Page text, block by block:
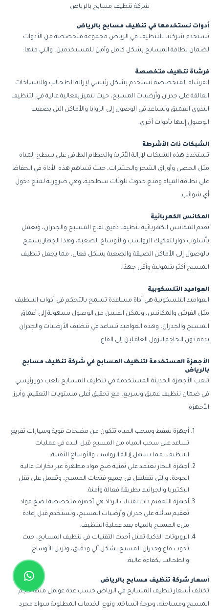
شركة تنظيف مسابح بالرياض
أدوات نستخدمها في تنظيف مسابح بالرياض
تستخدم شركتنا للتنظيف في الرياض مجموعة متخصصة من الأدوات
لضمان نظافة المسابح بشكل كامل وآمن للمستخدمين، والتي منها:
فرشاة تنظيف متخصصة
الفرشاة المتخصصة تستخدم بشكل رئيسي لإزالة الطحالب والاتساخات
العالقة على جدران وأرضيات المسبح، حيث تتميز بفعالية عالية في التنظيف
اليدوي العميق وتساعد في الوصول إلى الزوايا والأماكن التي يصعب
الوصول إليها بأدوات أخرى.
الشبكات ذات الأشرطة
تستخدم هذه الشبكات لإزالة الأتربة والحطام الطافي على سطح المياه
مثل الحصى وأوراق الشجر والحشرات، حيث تساهم هذه الأداة في الحفاظ
على نظافة المياه ومنع حدوث تلوثات سطحية، وهي ضرورية لمنع دخول
أي شوائب.
المكانس الكهربائية
تقدم المكانس الكهربائية تنظيف دقيق لقاع المسبح والجدران، وتعمل
بأسلوب دوار لتفكيك الرواسب والأوساخ الصعبة، وهذا الجهاز يسمح
بالوصول إلى الأماكن الضيقة والصعبة بشكل فعال، مما يجعل تنظيف
المسبح أكثر شمولية وأقل جهدًا.
العواميد التلسكوبية
العواميد التلسكوبية هي أداة مساعدة تسمح بالتحكم في أدوات التنظيف
مثل الفرش والمكانس، وتمكن الفنيين من الوصول بسهولة إلى أعماق
المسبح والجدران، وهذه العواميد تساعد في تنظيف الأرضيات والجدران
بدقة دون الحاجة لنزول العاملين إلى القاع.
الأجهزة المستخدمة لتنظيف المسابح في شركة تنظيف مسابح
بالرياض
تلعب الأجهزة الحديثة المستخدمة في تنظيف المسابح تلعب دور رئيسي
في ضمان تنظيف عميق وسريع، مع تحقيق أعلى مستويات التعقيم، وأبرز
الأجهزة:
أجهزة شفط وسحب المياه تتكون من مضخات قوية وسيارات تفريغ
تساعد على سحب المياه من المسبح قبل البدء في عمليات
التنظيف، مما يسهل إزالة الرواسب والأوساخ الثقيلة.
أجهزة البخار تعتمد على تقنية ضخ مواد مطهرة عبر بخارات عالية
الجودة، والتي تتغلغل في جميع فتحات المسبح، وتعمل على قتل
البكتيريا والجراثيم بطريقة فعالة وآمنة.
أجهزة التعقيم ذات تقنيات الرذاذ هي أجهزة متخصصة لضخ مواد
تعقيم سائلة على جدران وأرضيات المسبح، وتستخدم قبل إعادة
ملء المسبح بالمياه بعد عملية التنظيف.
الروبوتات الذكية تمثل أحدث التقنيات في تنظيف المسابح، حيث
تجوب قاع وجدران المسبح بشكل آلي ودقيق، وتزيل الأوساخ
والطحالب بكفاءة عالية.
أسعار شركة تنظيف مسابح بالرياض
تختلف أسعار تنظيف المسابح في الرياض حسب عدة عوامل منها حجم
المسبح ومساحته، ودرجة اتساخه، ونوع الخدمات المطلوبة سواء مجرد